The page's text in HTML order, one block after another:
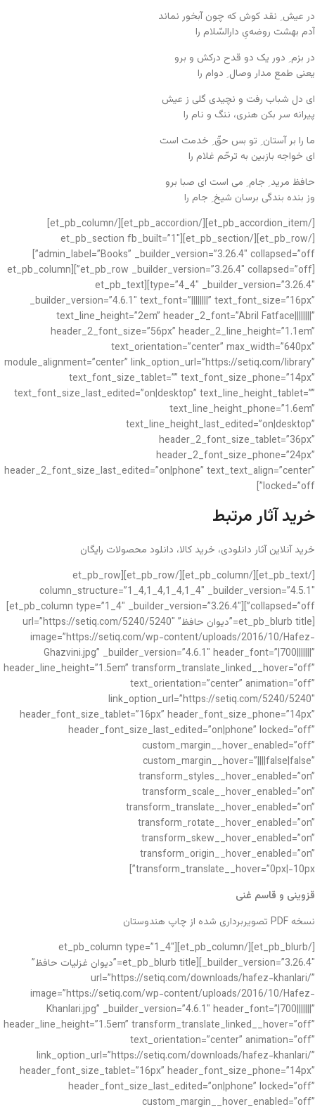
در عیش ِ نقد کوش که چون آبخور نماند
آدم بهشت روضه‌یِ دارالسّلام را
در بزم ِ دور یک دو قدح درکش و برو
یعنی طمع مدار وصال ِ دوام را
ای دل شباب رفت و نچیدی گلی ز عیش
پیرانه سر بکن هنری، ننگ و نام را
ما را بر آستان ِ تو بس حقّ ِ خدمت است
ای خواجه بازبین به ترحّم غلام را
حافظ مرید ِ جام ِ می است ای صبا برو
وز بنده بندگی برسان شیخ ِ جام را
[/et_pb_accordion_item][/et_pb_accordion][/et_pb_column]
[/et_pb_row][/et_pb_section][et_pb_section fb_built=”1″
admin_label=”Books” _builder_version=”3.26.4″ collapsed=”off”]
[et_pb_row _builder_version=”3.26.4″ collapsed=”off”][et_pb_column
type=”4_4″ _builder_version=”3.26.4″][et_pb_text
_builder_version=”4.6.1″ text_font=”||||||||” text_font_size=”16px”
text_line_height=”2em” header_2_font=”Abril Fatface||||||||”
header_2_font_size=”56px” header_2_line_height=”1.1em”
text_orientation=”center” max_width=”640px”
module_alignment=”center” link_option_url=”https://setiq.com/library”
text_font_size_tablet=”” text_font_size_phone=”14px”
text_font_size_last_edited=”on|desktop” text_line_height_tablet=””
text_line_height_phone=”1.6em”
text_line_height_last_edited=”on|desktop”
header_2_font_size_tablet=”36px”
header_2_font_size_phone=”24px”
header_2_font_size_last_edited=”on|phone” text_text_align=”center”
locked=”off”]
خرید آثار مرتبط
خرید آنلاین آثار دانلودی، خرید کالا، دانلود محصولات رایگان
[/et_pb_text][/et_pb_column][/et_pb_row][et_pb_row
column_structure=”1_4,1_4,1_4,1_4″ _builder_version=”4.5.1″
collapsed=”off”][et_pb_column type=”1_4″ _builder_version=”3.26.4″]
[et_pb_blurb title=”دیوان حافظ” url=”https://setiq.com/5240/5240″
image=”https://setiq.com/wp-content/uploads/2016/10/Hafez-
Ghazvini.jpg” _builder_version=”4.6.1″ header_font=”|700|||||||”
header_line_height=”1.5em” transform_translate_linked__hover=”off”
text_orientation=”center” animation=”off”
link_option_url=”https://setiq.com/5240/5240″
header_font_size_tablet=”16px” header_font_size_phone=”14px”
header_font_size_last_edited=”on|phone” locked=”off”
custom_margin__hover_enabled=”off”
custom_margin__hover=”||||false|false”
transform_styles__hover_enabled=”on”
transform_scale__hover_enabled=”on”
transform_translate__hover_enabled=”on”
transform_rotate__hover_enabled=”on”
transform_skew__hover_enabled=”on”
transform_origin__hover_enabled=”on”
transform_translate__hover=”0px|-10px”]
قزوینی و قاسم غنی
نسخه PDF تصویربرداری شده از چاپ هندوستان
[/et_pb_blurb][/et_pb_column][et_pb_column type=”1_4″
_builder_version=”3.26.4″][et_pb_blurb title=”دیوان غزلیات حافظ”
url=”https://setiq.com/downloads/hafez-khanlari/”
image=”https://setiq.com/wp-content/uploads/2016/10/Hafez-
Khanlari.jpg” _builder_version=”4.6.1″ header_font=”|700|||||||”
header_line_height=”1.5em” transform_translate_linked__hover=”off”
text_orientation=”center” animation=”off”
link_option_url=”https://setiq.com/downloads/hafez-khanlari/”
header_font_size_tablet=”16px” header_font_size_phone=”14px”
header_font_size_last_edited=”on|phone” locked=”off”
custom_margin__hover_enabled=”off”